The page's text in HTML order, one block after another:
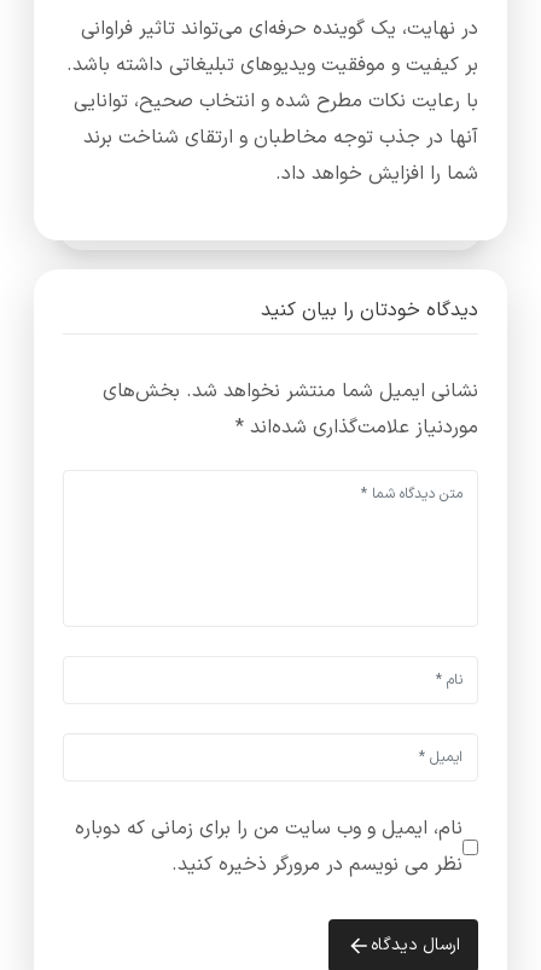
در نهایت، یک گوینده حرفه‌ای می‌تواند تاثیر فراوانی
بر کیفیت و موفقیت ویدیوهای تبلیغاتی داشته باشد.
با رعایت نکات مطرح شده و انتخاب صحیح، توانایی
آنها در جذب توجه مخاطبان و ارتقای شناخت برند
شما را افزایش خواهد داد.
دیدگاه خودتان را بیان کنید
نشانی ایمیل شما منتشر نخواهد شد. بخش‌های
موردنیاز علامت‌گذاری شده‌اند *
نام، ایمیل و وب سایت من را برای زمانی که دوباره
نظر می نویسم در مرورگر ذخیره کنید.
ارسال دیدگاه